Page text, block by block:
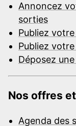
Annoncez
sorties
Publiez
Publiez
Déposez
Nos offres
Agenda des